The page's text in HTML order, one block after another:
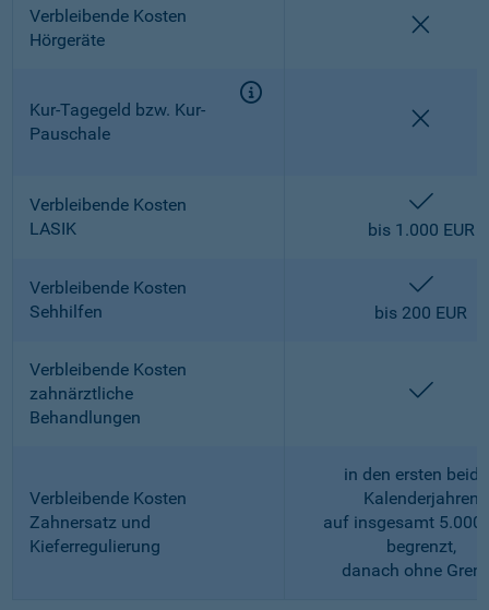
Verbleibende Kosten
Hörgeräte
Kur-Tagegeld bzw. Kur-
Pauschale
Verbleibende Kosten
LASIK
bis 1.000 EUR
Verbleibende Kosten
Sehhilfen
bis 200 EUR
Verbleibende Kosten
zahnärztliche
Behandlungen
Verbleibende Kosten
Zahnersatz und
Kieferregulierung
in den ersten
Kalenderjahren
auf insgesamt 5.000
begrenzt,
danach ohne